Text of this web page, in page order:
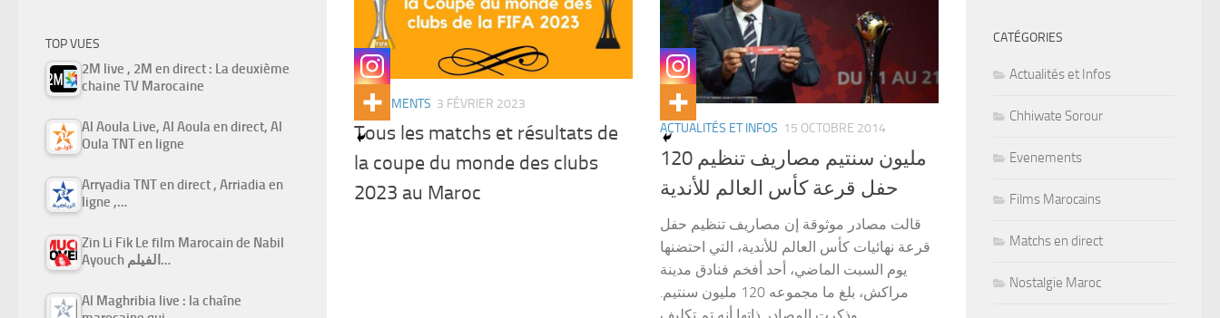
EVENEMENTS 3 FÉVRIER 2023
Tous les matchs et résultats de
la coupe du monde des clubs
2023 au Maroc
ACTUALITÉS ET INFOS 15 OCTOBRE 2014
120 مليون سنتيم مصاريف تنظيم
حفل قرعة كأس العالم للأندية
قالت مصادر موثوقة إن مصاريف تنظيم حفل
قرعة نهائيات كأس العالم للأندية، التي احتضنها
يوم السبت الماضي، أحد أفخم فنادق مدينة
مراكش، بلغ ما مجموعه 120 مليون سنتيم.
TOP VUES
2M live , 2M en direct : La deuxième
chaine TV Marocaine
Al Aoula Live, Al Aoula en direct, Al
Oula TNT en ligne
Arryadia TNT en direct , Arriadia en
ligne ,…
Zin Li Fik Le film Marocain de Nabil
Ayouch الفيلم…
Al Maghribia live : la chaîne
CATÉGORIES
Actualités et Infos
Chhiwate Sorour
Evenements
Films Marocains
Matchs en direct
Nostalgie Maroc